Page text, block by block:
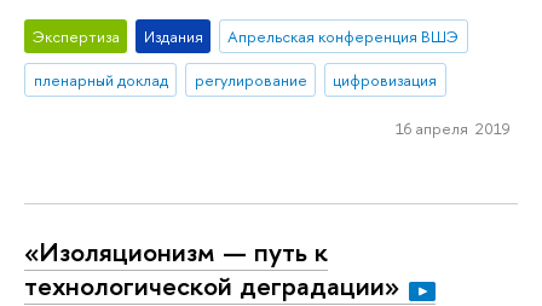
Экспертиза Издания
Апрельская конференция ВШЭ
пленарный доклад
регулирование цифровизация
16 апреля 2019
«Изоляционизм — путь к
технологической деградации»